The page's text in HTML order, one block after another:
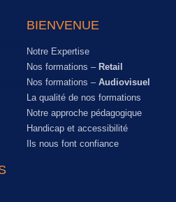
BIENVENUE
Notre Expertise
Nos formations – Retail
Nos formations – Audiovisuel
La qualité de nos formations
Notre approche pédagogique
Handicap et accessibilité
Ils nous font confiance